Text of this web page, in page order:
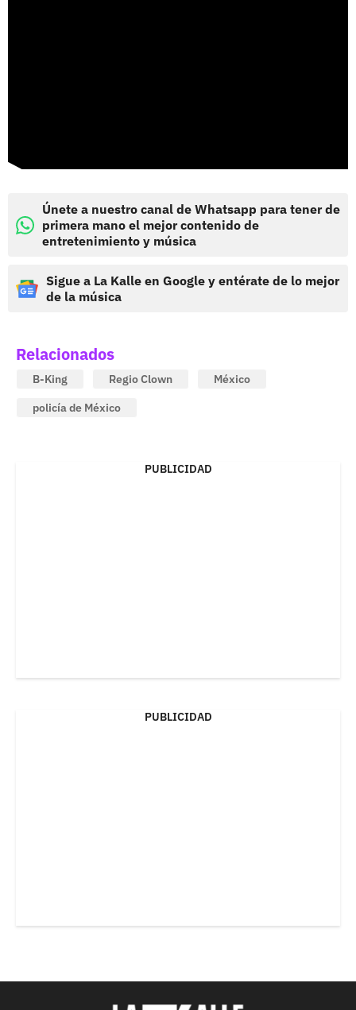
Únete a nuestro canal de Whatsapp para tener de
primera mano el mejor contenido de
entretenimiento y música
Sigue a La Kalle en Google y entérate de lo mejor
de la música
Relacionados
B-King Regio Clown
México
policía de México
PUBLICIDAD
PUBLICIDAD